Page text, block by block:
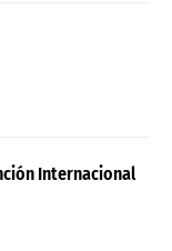
Internacional